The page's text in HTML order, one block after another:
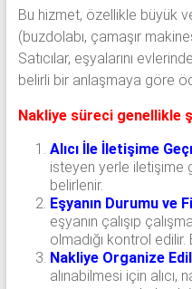
Bu hizmet, özellikle büyük
(buzdolabı, çamaşır
Satıcılar, eşyalarını
belirli bir anlaşmaya göre
Nakliye süreci genellikle
Alıcı İle İletişime
isteyen yerle iletişime
belirlenir.
Eşyanın Durumu ve
eşyanın çalışıp
olmadığı kontrol
Nakliye Organize
alınabilmesi için alıcı,